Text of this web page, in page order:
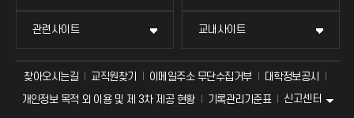
관련사이트 교내사이트
찾아오시는길 교직원찾기 이메일주소 무단수집거부
대학정보공시
개인정보 목적 외 이용 및 제 3차 제공 현황
기록관리기준표 신고센터